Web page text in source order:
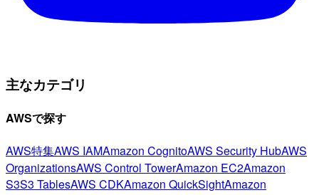
主なカテゴリ
AWSで探す
AWS特集AWS IAMAmazon CognitoAWS Security HubAWS
OrganizationsAWS Control TowerAmazon EC2Amazon
S3S3 TablesAWS CDKAmazon QuickSightAmazon